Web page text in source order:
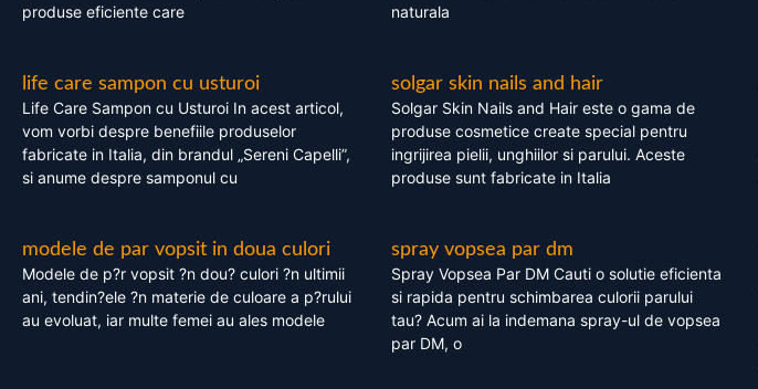
produse eficiente care
naturala
life care sampon cu usturoi
Life Care Sampon cu Usturoi In acest articol,
vom vorbi despre benefiile produselor
fabricate in Italia, din brandul „Sereni Capelli”,
si anume despre samponul cu
solgar skin nails and hair
Solgar Skin Nails and Hair este o gama de
produse cosmetice create special pentru
ingrijirea pielii, unghiilor si parului. Aceste
produse sunt fabricate in Italia
modele de par vopsit in doua culori
Modele de p?r vopsit ?n dou? culori ?n ultimii
ani, tendin?ele ?n materie de culoare a p?rului
au evoluat, iar multe femei au ales modele
spray vopsea par dm
Spray Vopsea Par DM Cauti o solutie eficienta
si rapida pentru schimbarea culorii parului
tau? Acum ai la indemana spray-ul de vopsea
par DM, o